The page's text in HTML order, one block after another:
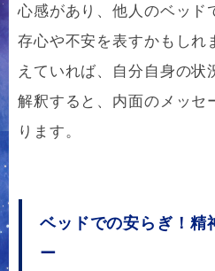
心感があり、他人のベッド
存心や不安を表すかもしれ
えていれば、自分自身の状
解釈すると、内面のメッセ
ります。
ベッドでの安らぎ！精
ー